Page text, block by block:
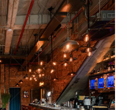
72
HẢI SẢN HOÀNG GIA
CN 3/2